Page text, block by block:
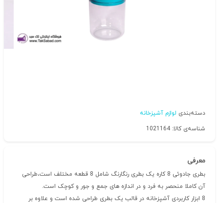
دسته‌بندی لوازم آشپزخانه
شناسه‌ی کالا: 1021164
معرفی
بطری جادوئی 8 کاره یک بطری رنگارنگ شامل 8 قطعه مختلف است،طراحی
آن کاملا منحصر به فرد و در اندازه های جمع و جور و کوچک است.
8 ابزار کاربردی آشپزخانه در قالب یک بطری طراحی شده است و علاوه بر